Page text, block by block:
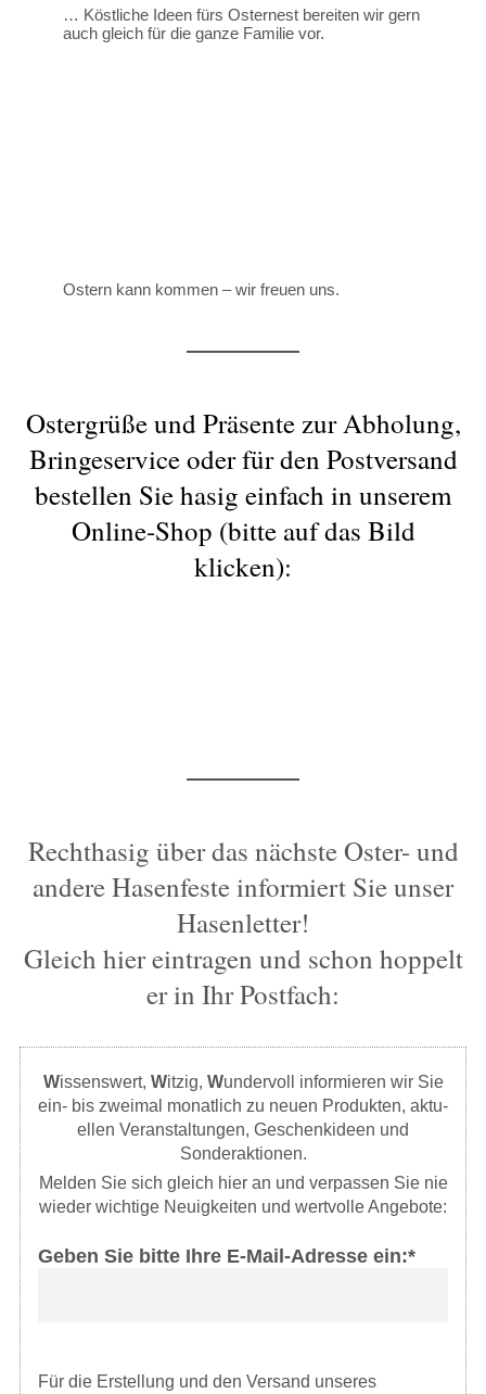
… Köstliche Ideen fürs Osternest bereiten wir gern
auch gleich für die ganze Familie vor.
Ostern kann kommen – wir freuen uns.
Ostergrüße und Präsente zur Abholung,
Bringeservice oder für den Postversand
bestellen Sie hasig einfach in unserem
Online-Shop (bitte auf das Bild
klicken):
Rechthasig über das nächste Oster- und
andere Hasenfeste informiert Sie unser
Hasenletter!
Gleich hier eintragen und schon hoppelt
er in Ihr Postfach:
Wissenswert, Witzig, Wundervoll in­for­mieren wir Sie
ein- bis zwei­mal mo­nat­lich zu neuen Pro­dukt­en, ak­tu­
el­len Ver­an­stal­tun­gen, Geschenkideen und
Sonderaktionen.
Melden Sie sich gleich hier an und verpassen Sie nie
wieder wichtige Neuigkeiten und wertvolle Angebote:
Geben Sie bitte Ihre E-Mail-Adresse ein:*
Für die Erstellung und den Versand unseres